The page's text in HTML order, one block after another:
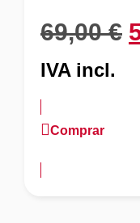
69,00€
IVA incl.
Comprar